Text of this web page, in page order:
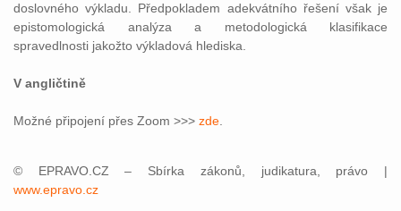
doslovného výkladu. Předpokladem adekvátního řešení však je
epistomologická analýza a metodologická klasifikace
spravedlnosti jakožto výkladová hlediska.
V angličtině
Možné připojení přes Zoom >>> zde
© EPRAVO.CZ – Sbírka zákonů, judikatura, právo |
www.epravo.cz